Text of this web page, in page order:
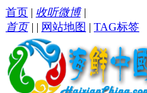
首页 | 收听微博|
首页| | 网站地图 | TAG标签